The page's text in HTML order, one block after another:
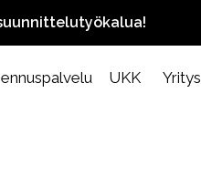
UKK Yritys